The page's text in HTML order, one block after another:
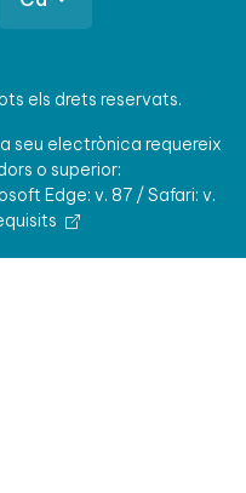
els drets reservats.
seu electrònica requereix
o superior:
Edge: v. 87 / Safari: v.